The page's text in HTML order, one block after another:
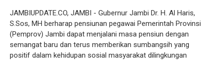
JAMBIUPDATE.CO, JAMBI - Gubernur Jambi Dr. H. Al Haris,
S.Sos, MH berharap pensiunan pegawai Pemerintah Provinsi
(Pemprov) Jambi dapat menjalani masa pensiun dengan
semangat baru dan terus memberikan sumbangsih yang
positif dalam kehidupan sosial masyarakat dilingkungan